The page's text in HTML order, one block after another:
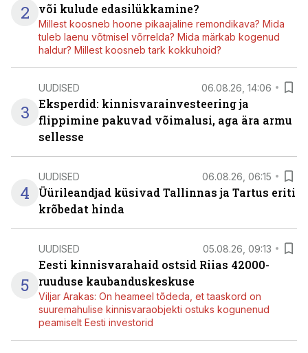
2
või kulude edasilükkamine?
Millest koosneb hoone pikaajaline remondikava? Mida
tuleb laenu võtmisel võrrelda? Mida märkab kogenud
haldur? Millest koosneb tark kokkuhoid?
3
UUDISED 06.08.26, 14:06
Eksperdid: kinnisvarainvesteering ja
flippimine pakuvad võimalusi, aga ära armu
sellesse
4
UUDISED 06.08.26, 06:15
Üürileandjad küsivad Tallinnas ja Tartus eriti
krõbedat hinda
5
UUDISED 05.08.26, 09:13
Eesti kinnisvarahaid ostsid Riias 42000-
ruuduse kaubanduskeskuse
Viljar Arakas: On heameel tõdeda, et taaskord on
suuremahulise kinnisvaraobjekti ostuks kogunenud
peamiselt Eesti investorid